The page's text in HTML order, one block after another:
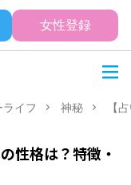
女性登録
イフ 神秘 【
性格は？特徴・